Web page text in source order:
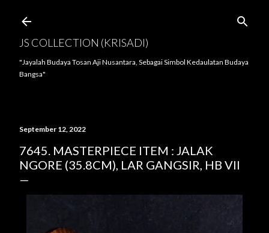
JS COLLECTION (KRISADI)
"Jayalah Budaya Tosan Aji Nusantara, Sebagai Simbol Kedaulatan Budaya
Bangsa"
September 12, 2022
7645. MASTERPIECE ITEM : JALAK
NGORE (35.8CM), LAR GANGSIR, HB VII